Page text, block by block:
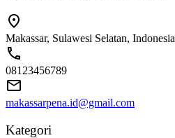
Makassar, Sulawesi Selatan, Indonesia
08123456789
makassarpena.id@gmail.com
Kategori